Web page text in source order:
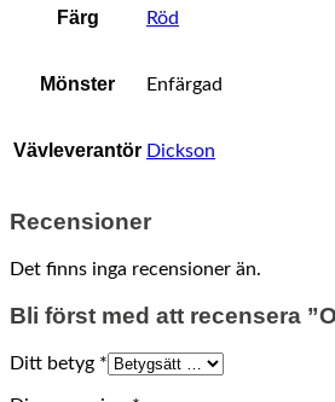
Färg Röd
Mönster Enfärgad
Vävleverantör Dickson
Recensioner
Det finns inga recensioner än.
Bli först med att recensera
Ditt betyg *